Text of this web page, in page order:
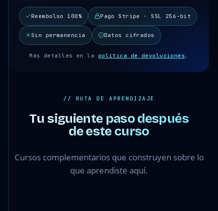
Reembolso 100% Pago Stripe · SSL 256-bit
Sin permanencia Datos cifrados
Más detalles en la política de devoluciones .
// RUTA DE APRENDIZAJE
Tu siguiente paso después
de este curso
Cursos complementarios que construyen sobre lo
que aprendiste aquí.